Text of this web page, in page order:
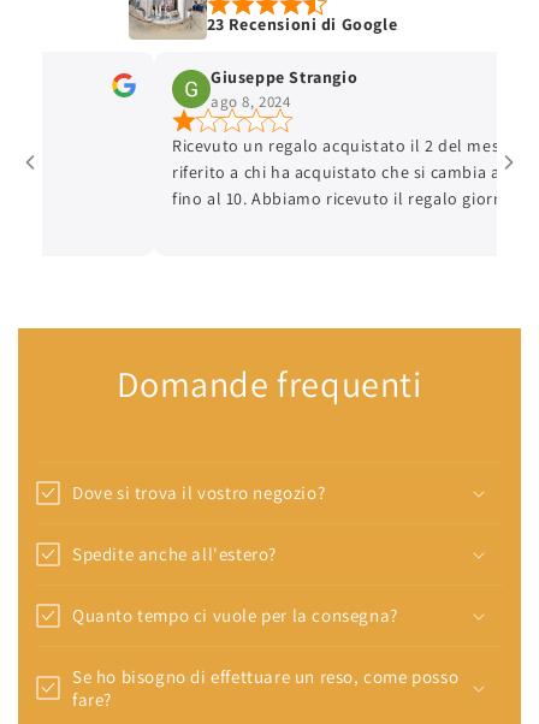
23 Recensioni di Google
Giuseppe Strangio
ago 8, 2024
Ricevuto un regalo acquistato il 2 del mese,
riferito a chi ha acquistato che si cambia al
fino al 10. Abbiamo ricevuto il regalo giorno 6,
GIUSTAMENETE UN NEGOZIO DI ABBIGLIAMENTO
lo avessimo perso noi dopo che per anni gli
arricchito il conto corrente. PS. NON SI PUÒ
Domande frequenti
Dove si trova il vostro negozio?
Spedite anche all'estero?
Quanto tempo ci vuole per la consegna?
Se ho bisogno di effettuare un reso, come posso
fare?